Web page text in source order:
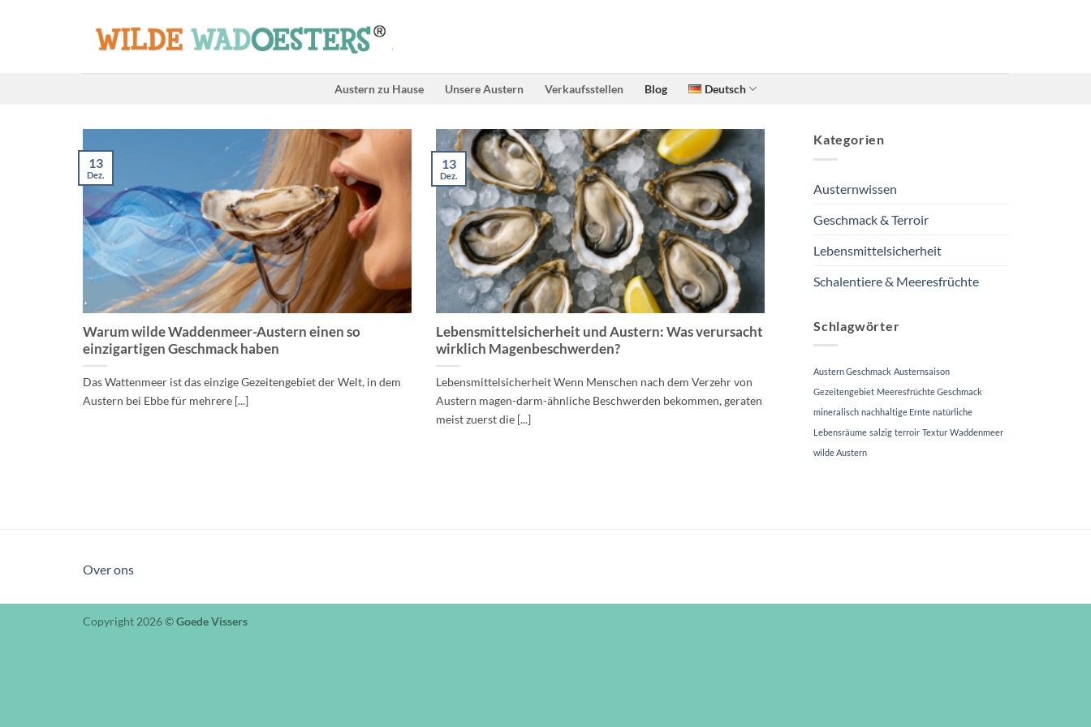
Austern zu Hause Unsere Austern Verkaufsstellen Blog Deutsch
Warum wilde Waddenmeer-Austern einen so
einzigartigen Geschmack haben
Das Wattenmeer ist das einzige Gezeitengebiet der Welt, in dem
Austern bei Ebbe für mehrere [...]
13
Dez.
Lebensmittelsicherheit und Austern: Was verursacht
wirklich Magenbeschwerden?
Lebensmittelsicherheit Wenn Menschen nach dem Verzehr von
Austern magen-darm-ähnliche Beschwerden bekommen, geraten
meist zuerst die [...]
13
Dez.
Kategorien
Austernwissen
Geschmack & Terroir
Lebensmittelsicherheit
Schalentiere & Meeresfrüchte
Schlagwörter
Austern Geschmack Austernsaison
Gezeitengebiet Meeresfrüchte Geschmack
mineralisch nachhaltige Ernte natürliche
Lebensräume salzig terroir Textur Waddenmeer
wilde Austern
Over ons
Copyright 2026 ©Goede Vissers